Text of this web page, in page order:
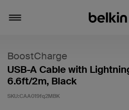
BoostCharge
USB-A Cable with
6.6ft/2m, Black
SKU:CAA019fq2MBK